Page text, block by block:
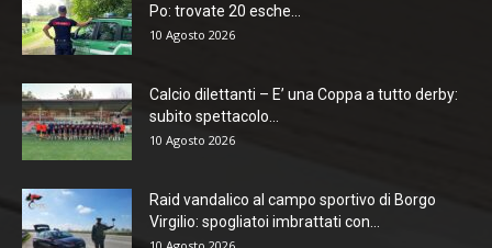
Po: trovate 20 esche...
10 Agosto 2026
Calcio dilettanti – E’ una Coppa a tutto derby:
subito spettacolo...
10 Agosto 2026
Raid vandalico al campo sportivo di Borgo
Virgilio: spogliatoi imbrattati con...